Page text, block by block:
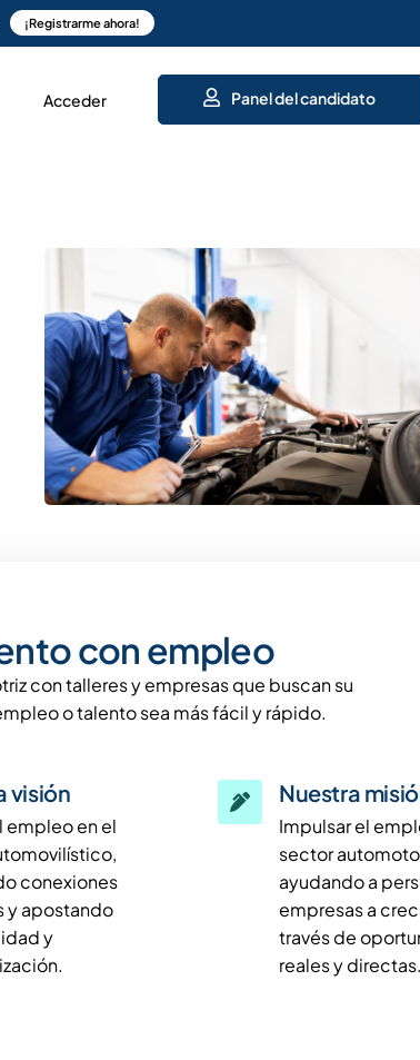
¡Registrarme ahora!
Acceder Panel del candidato
con empleo
con talleres y empresas que buscan su
o talento sea más fácil y rápido.
visión
empleo en el
conexiones
y apostando
y
Nuestra
Impulsar el
sector
ayudando a
empresas a
través de
reales y directas.